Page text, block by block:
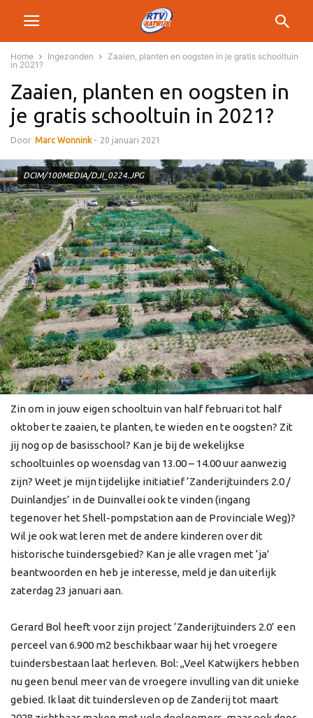
Home Ingezonden
Zaaien, planten en oogsten in je gratis schooltuin
in 2021?
Zaaien, planten en oogsten in
je gratis schooltuin in 2021?
Door Marc Wonnink - 20 januari 2021
DCIM/100MEDIA/DJI_0224.JPG
Zin om in jouw eigen schooltuin van half februari tot half
oktober te zaaien, te planten, te wieden en te oogsten? Zit
jij nog op de basisschool? Kan je bij de wekelijkse
schooltuinles op woensdag van 13.00 – 14.00 uur aanwezig
zijn? Weet je mijn tijdelijke initiatief ‘Zanderijtuinders 2.0 /
Duinlandjes’ in de Duinvallei ook te vinden (ingang
tegenover het Shell-pompstation aan de Provinciale Weg)?
Wil je ook wat leren met de andere kinderen over dit
historische tuindersgebied? Kan je alle vragen met ‘ja’
beantwoorden en heb je interesse, meld je dan uiterlijk
zaterdag 23 januari aan.
Gerard Bol heeft voor zijn project ‘Zanderijtuinders 2.0’ een
perceel van 6.900 m2 beschikbaar waar hij het vroegere
tuindersbestaan laat herleven. Bol: ,,Veel Katwijkers hebben
nu geen benul meer van de vroegere invulling van dit unieke
gebied. Ik laat dit tuindersleven op de Zanderij tot maart